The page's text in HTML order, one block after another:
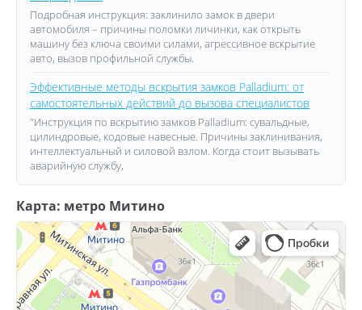
Подробная инструкция: заклинило замок в двери
автомобиля – причины поломки личинки, как открыть
машину без ключа своими силами, агрессивное вскрытие
авто, вызов профильной службы.
Эффективные методы вскрытия замков Palladium: от
самостоятельных действий до вызова специалистов
"Инструкция по вскрытию замков Palladium: сувальдные,
цилиндровые, кодовые навесные. Причины заклинивания,
интеллектуальный и силовой взлом. Когда стоит вызывать
аварийную службу,
Карта: метро Митино